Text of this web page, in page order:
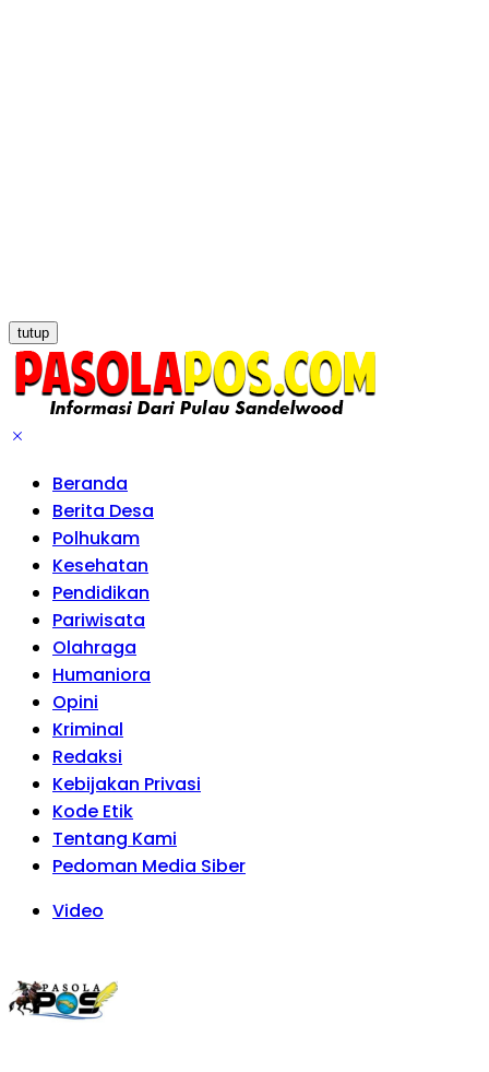
tutup
Beranda
Berita Desa
Polhukam
Kesehatan
Pendidikan
Pariwisata
Olahraga
Humaniora
Opini
Kriminal
Redaksi
Kebijakan Privasi
Kode Etik
Tentang Kami
Pedoman Media Siber
Video